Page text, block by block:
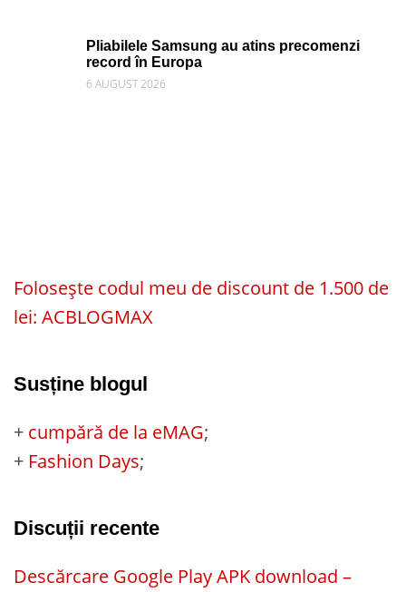
Pliabilele Samsung au atins precomenzi
record în Europa
6 AUGUST 2026
Folosește codul meu de discount de 1.500 de
lei: ACBLOGMAX
Susține blogul
+ cumpără de la eMAG;
+ Fashion Days;
Discuții recente
Descărcare Google Play APK download –